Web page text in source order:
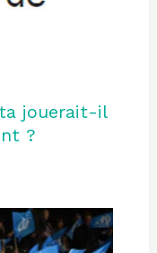
jouerait-il
?